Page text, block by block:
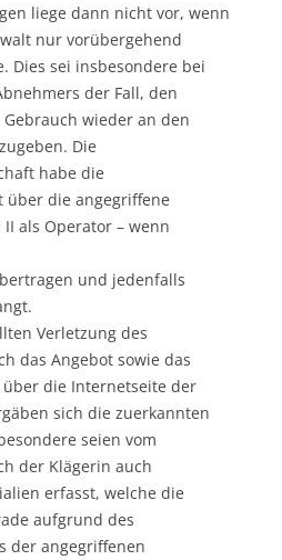
liege dann nicht vor, wenn
nur vorübergehend
Dies sei insbesondere bei
der Fall, den
wieder an den
Die
habe die
über die angegriffene
als Operator – wenn
und jedenfalls
Verletzung des
das Angebot sowie das
die Internetseite der
sich die zuerkannten
seien vom
der Klägerin auch
erfasst, welche die
aufgrund des
der angegriffenen